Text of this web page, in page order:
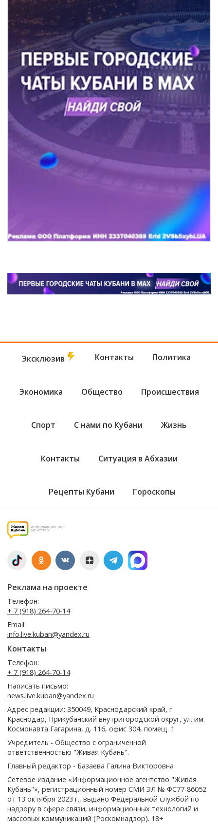
Эксклюзив Контакты Политика
Экономика Общество Происшествия
Спорт С нами по Кубани Жизнь
Контакты Ситуация в Абхазии
Рецепты Кубани Гороскопы
Реклама на проекте
Телефон:
+ 7 (918) 264-70-14
Email:
info.live.kuban@yandex.ru
Контакты
Телефон:
+ 7 (918) 264-70-14
Написать письмо:
news.live.kuban@yandex.ru
Адрес редакции: 350049, Краснодарский край, г.
Краснодар, Прикубанский внутригородской округ, ул. им.
Космонавта Гагарина, д. 116, офис 304, помещ. 1
Учредитель - Общество с ограниченной
ответственностью "Живая Кубань".
Главный редактор - Базаева Галина Викторовна
Сетевое издание «Информационное агентство "Живая
Кубань"», регистрационный номер СМИ ЭЛ № ФС77-86052
от 13 октября 2023 г., выдано Федеральной службой по
надзору в сфере связи, информационных технологий и
массовых коммуникаций (Роскомнадзор). 18+